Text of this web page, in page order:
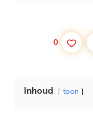
0
Inhoud toon